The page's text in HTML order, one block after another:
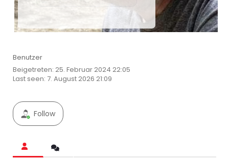
Benutzer
Beigetreten: 25. Februar 2024 22:05
Last seen: 7. August 2026 21:09
Follow